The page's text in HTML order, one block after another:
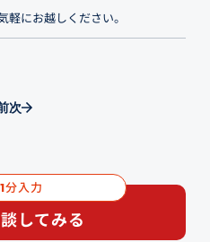
軽にお越しください。
次
1分入力
してみる